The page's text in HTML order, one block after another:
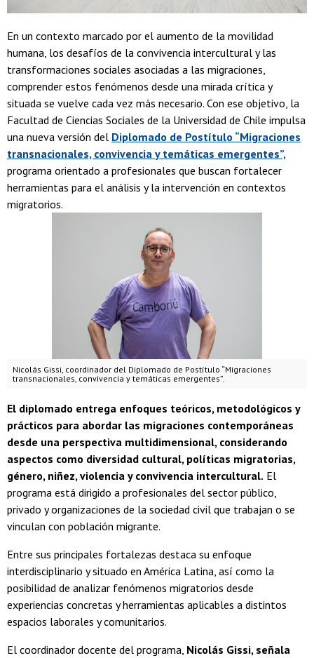
En un contexto marcado por el aumento de la movilidad
humana, los desafíos de la convivencia intercultural y las
transformaciones sociales asociadas a las migraciones,
comprender estos fenómenos desde una mirada crítica y
situada se vuelve cada vez más necesario. Con ese objetivo, la
Facultad de Ciencias Sociales de la Universidad de Chile impulsa
una nueva versión del Diplomado de Postítulo “Migraciones
transnacionales, convivencia y temáticas emergentes”,
programa orientado a profesionales que buscan fortalecer
herramientas para el análisis y la intervención en contextos
migratorios.
Nicolás Gissi, coordinador del Diplomado de Postítulo “Migraciones
transnacionales, convivencia y temáticas emergentes”.
El diplomado entrega enfoques teóricos, metodológicos y
prácticos para abordar las migraciones contemporáneas
desde una perspectiva multidimensional, considerando
aspectos como diversidad cultural, políticas migratorias,
género, niñez, violencia y convivencia intercultural. El
programa está dirigido a profesionales del sector público,
privado y organizaciones de la sociedad civil que trabajan o se
vinculan con población migrante.
Entre sus principales fortalezas destaca su enfoque
interdisciplinario y situado en América Latina, así como la
posibilidad de analizar fenómenos migratorios desde
experiencias concretas y herramientas aplicables a distintos
espacios laborales y comunitarios.
El coordinador docente del programa, Nicolás Gissi, señala